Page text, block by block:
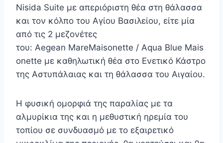
Nisida Suite με απεριόριστη θέα στη θάλασσα
και τον κόλπο του Αγίου Βασιλείου, είτε μία
από τις 2 μεζονέτες
του: Aegean MareMaisonette / Aqua Blue Mais
onette με καθηλωτική θέα στο Ενετικό Κάστρο
της Αστυπάλαιας και τη θάλασσα του Αιγαίου.
Η φυσική ομορφιά της παραλίας με τα
αλμυρίκια της και η μεθυστική ηρεμία του
τοπίου σε συνδυασμό με το εξαιρετικό